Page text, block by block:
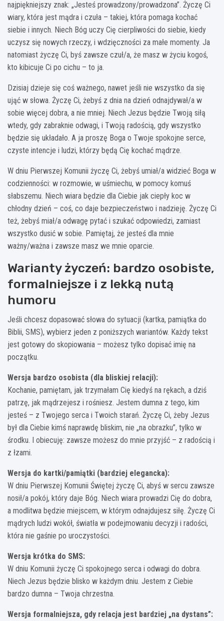
najpiękniejszy znak: „Jesteś prowadzony/prowadzona”. Życzę Ci
wiary, która jest mądra i czuła – takiej, która pomaga kochać
siebie i innych. Niech Bóg uczy Cię cierpliwości do siebie, kiedy
uczysz się nowych rzeczy, i wdzięczności za małe momenty. Ja
natomiast życzę Ci, byś zawsze czuł/a, że masz w życiu kogoś,
kto kibicuje Ci po cichu – to ja.
Dzisiaj dzieje się coś ważnego, nawet jeśli nie wszystko da się
ująć w słowa. Życzę Ci, żebyś z dnia na dzień odnajdywał/a w
sobie więcej dobra, a nie mniej. Niech Jezus będzie Twoją siłą
wtedy, gdy zabraknie odwagi, i Twoją radością, gdy wszystko
będzie się układało. A ja proszę Boga o Twoje spokojne serce,
czyste intencje i ludzi, którzy będą Cię kochać mądrze.
W dniu Pierwszej Komunii życzę Ci, żebyś umiał/a widzieć Boga w
codzienności: w rozmowie, w uśmiechu, w pomocy komuś
słabszemu. Niech wiara będzie dla Ciebie jak ciepły koc w
chłodny dzień – coś, co daje bezpieczeństwo i nadzieję. Życzę Ci
też, żebyś miał/a odwagę pytać i szukać odpowiedzi, zamiast
wszystko dusić w sobie. Pamiętaj, że jesteś dla mnie
ważny/ważna i zawsze masz we mnie oparcie.
Warianty życzeń: bardzo osobiste,
formalniejsze i z lekką nutą
humoru
Jeśli chcesz dopasować słowa do sytuacji (kartka, pamiątka do
Biblii, SMS), wybierz jeden z poniższych wariantów. Każdy tekst
jest gotowy do skopiowania – możesz tylko dopisać imię na
początku.
Wersja bardzo osobista (dla bliskiej relacji):
Kochanie, pamiętam, jak trzymałam Cię kiedyś na rękach, a dziś
patrzę, jak mądrzejesz i rośniesz. Jestem dumna z tego, kim
jesteś – z Twojego serca i Twoich starań. Życzę Ci, żeby Jezus
był dla Ciebie kimś naprawdę bliskim, nie „na obrazku”, tylko w
środku. I obiecuję: zawsze możesz do mnie przyjść – z radością i
z łzami.
Wersja do kartki/pamiątki (bardziej elegancka):
W dniu Pierwszej Komunii Świętej życzę Ci, abyś w sercu zawsze
nosił/a pokój, który daje Bóg. Niech wiara prowadzi Cię do dobra,
a modlitwa będzie miejscem, w którym odnajdujesz siłę. Życzę Ci
mądrych ludzi wokół, światła w podejmowaniu decyzji i radości,
która nie gaśnie po uroczystości.
Wersja krótka do SMS:
W dniu Komunii życzę Ci spokojnego serca i odwagi do dobra.
Niech Jezus będzie blisko w każdym dniu. Jestem z Ciebie
bardzo dumna – Twoja chrzestna.
Wersja formalniejsza, gdy relacja jest bardziej „na dystans”: